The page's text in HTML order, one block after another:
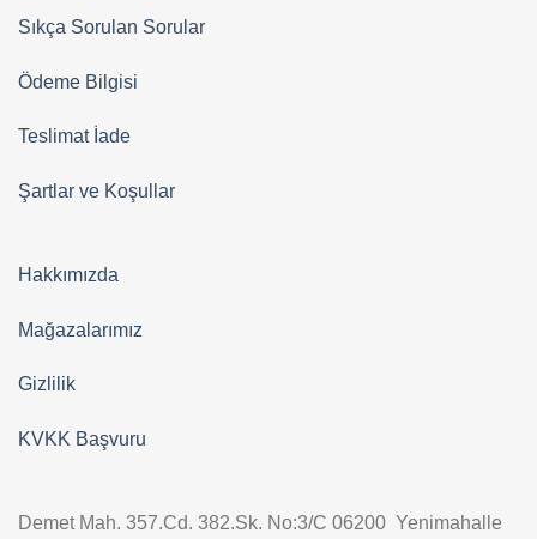
Sıkça Sorulan Sorular
Ödeme Bilgisi
Teslimat İade
Şartlar ve Koşullar
Hakkımızda
Mağazalarımız
Gizlilik
KVKK Başvuru
Demet Mah. 357.Cd. 382.Sk. No:3/C 06200 Yenimahalle